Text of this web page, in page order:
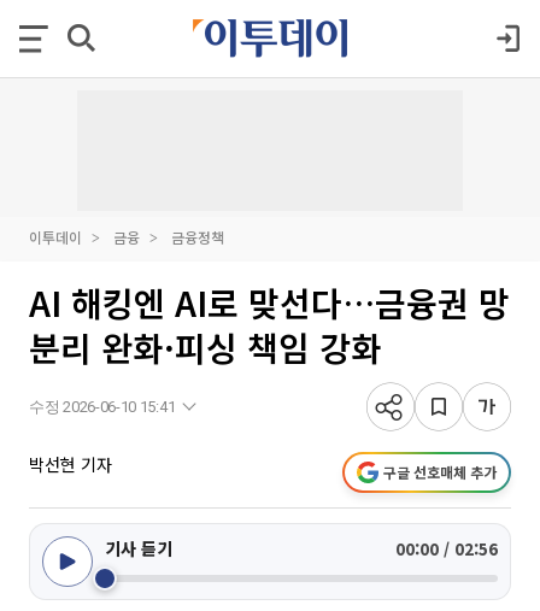
이투데이 금융 금융정책
AI 해킹엔 AI로 맞선다…금융권 망
분리 완화·피싱 책임 강화
수정 2026-06-10 15:41
박선현 기자 구글 선호매체 추가
기사 듣기 00:00 / 02:56